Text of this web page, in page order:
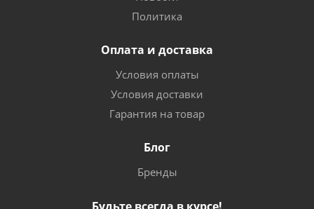
Политика
Оплата и доставка
Условия оплаты
Условия доставки
Гарантия на товар
Блог
Бренды